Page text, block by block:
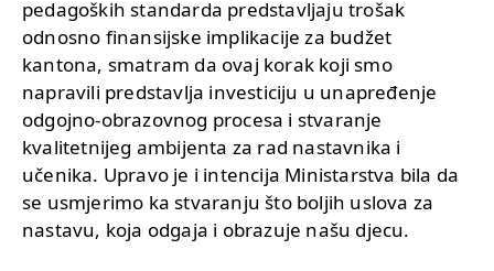
pedagoških standarda predstavljaju trošak
odnosno finansijske implikacije za budžet
kantona, smatram da ovaj korak koji smo
napravili predstavlja investiciju u unapređenje
odgojno-obrazovnog procesa i stvaranje
kvalitetnijeg ambijenta za rad nastavnika i
učenika. Upravo je i intencija Ministarstva bila da
se usmjerimo ka stvaranju što boljih uslova za
nastavu, koja odgaja i obrazuje našu djecu.